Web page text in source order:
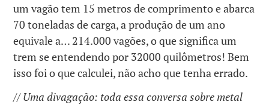
um vagão tem 15 metros de comprimento e abarca
70 toneladas de carga, a produção de um ano
equivale a… 214.000 vagões, o que significa um
trem se entendendo por 32000 quilômetros! Bem
isso foi o que calculei, não acho que tenha errado.
//Uma divagação: toda essa conversa sobre metal